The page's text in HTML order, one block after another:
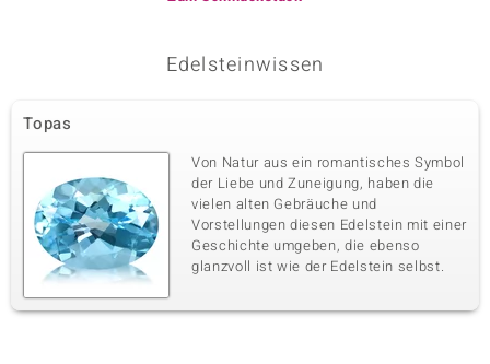
Edelsteinwissen
Topas
Von Natur aus ein romantisches Symbol
der Liebe und Zuneigung, haben die
vielen alten Gebräuche und
Vorstellungen diesen Edelstein mit einer
Geschichte umgeben, die ebenso
glanzvoll ist wie der Edelstein selbst.